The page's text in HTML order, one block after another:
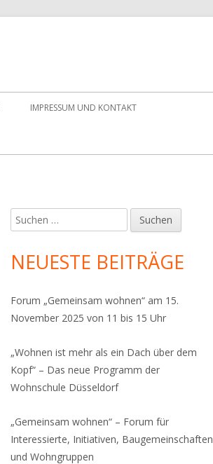
IMPRESSUM UND KONTAKT
Haupt-
Seitenleiste
Suchen
nach:
NEUESTE BEITRÄGE
Forum „Gemeinsam wohnen“ am 15.
November 2025 von 11 bis 15 Uhr
„Wohnen ist mehr als ein Dach über dem
Kopf“ – Das neue Programm der
Wohnschule Düsseldorf
„Gemeinsam wohnen“ – Forum für
Interessierte, Initiativen, Baugemeinschaften
und Wohngruppen